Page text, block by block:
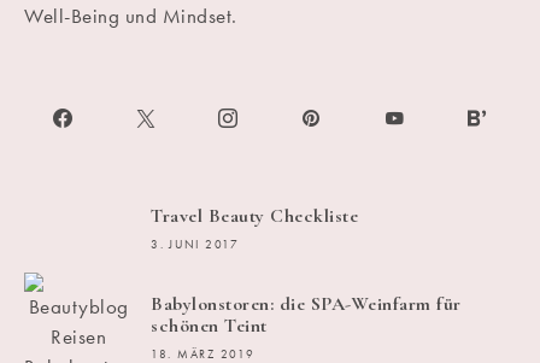
Well-Being und Mindset.
Travel Beauty Checkliste
3. JUNI 2017
Babylonstoren: die SPA-Weinfarm für
schönen Teint
18. MÄRZ 2019